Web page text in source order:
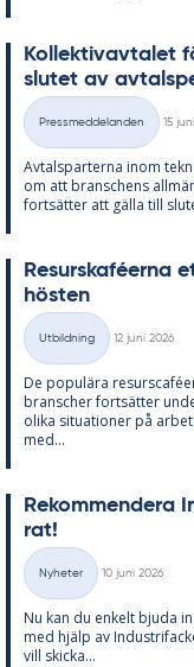
Kol­lek­tivav­ta­let
slu­tet av
Kategorier
Pressmeddelanden
15
Av­tals­par­ter­na inom
om att bran­schens
fort­sät­ter att gäl­la till
Re­surskafé­er­na
hös­ten
Kategorier
Utbildning
12 juni 2026
De po­pu­lä­ra
branscher fort­sät­ter
oli­ka si­tu­a­tio­ner på
med...
Re­kom­men­de­ra
rat!
Kategorier
Nyheter
10 juni 2026
Nu kan du en­kelt bju­da
med hjälp av
vill skic­ka...